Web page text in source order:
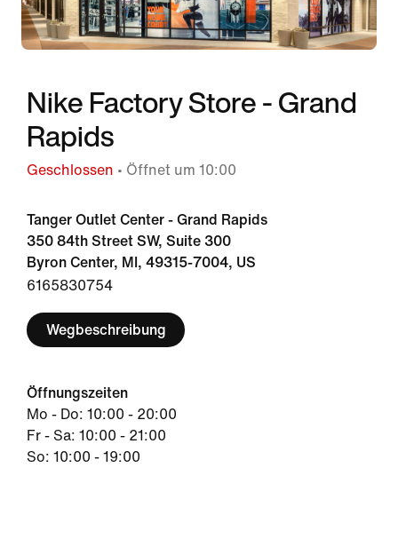
Nike Factory Store - Grand
Rapids
Geschlossen • Öffnet um 10:00
Tanger Outlet Center - Grand Rapids
350 84th Street SW, Suite 300
Byron Center, MI, 49315-7004, US
6165830754
Wegbeschreibung
Öffnungszeiten
Mo - Do: 10:00 - 20:00
Fr - Sa: 10:00 - 21:00
So: 10:00 - 19:00